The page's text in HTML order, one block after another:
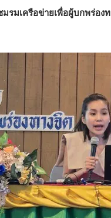
มเครือข่ายเพื่อผู้บกพร่อง